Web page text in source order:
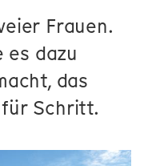
Frauen.
dazu
das
Schritt.